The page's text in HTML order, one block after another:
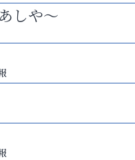
しや～